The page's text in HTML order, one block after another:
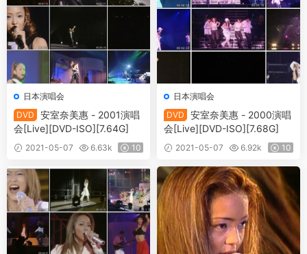
日本演唱会
DVD
安室奈美惠 - 2001演唱
会[Live][DVD-ISO][7.64G]
2021-05-07 6.63k 10
日本演唱会
DVD
安室奈美惠 - 2000演唱
会[Live][DVD-ISO][7.68G]
2021-05-07 6.92k 10